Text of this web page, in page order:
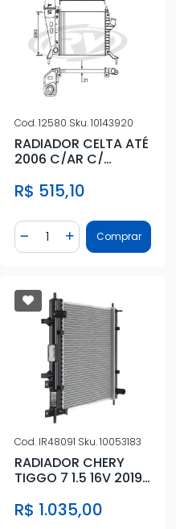
Cod.12580 Sku.10143920
RADIADOR CELTA ATÉ
2006 C/AR C/
R$ 515,10
Diminuir Quantidade
Quantidade
AdicionarComprar
Cod. IR48091 Sku.10053183
RADIADOR CHERY
TIGGO 7 1.5 16V 2019
R$ 1.035,00